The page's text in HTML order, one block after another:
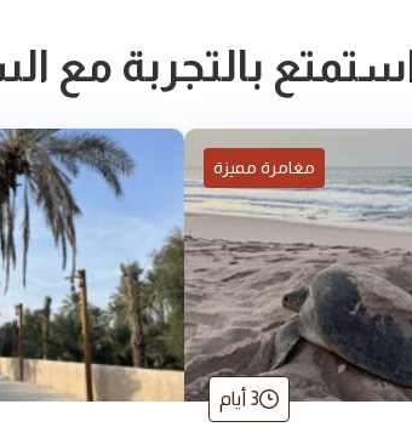
بالتجربة مع
مغامرة مميزة
3 أيام